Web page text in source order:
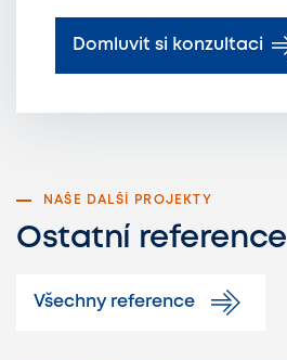
Domluvit si konzultaci
NAŠE DALŠÍ PROJEKTY
Ostatní reference
Všechny reference